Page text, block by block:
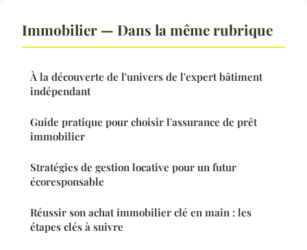
Immobilier — Dans la même rubrique
À la découverte de l'univers de l'expert bâtiment
indépendant
Guide pratique pour choisir l'assurance de prêt
immobilier
Stratégies de gestion locative pour un futur
écoresponsable
Réussir son achat immobilier clé en main : les
étapes clés à suivre